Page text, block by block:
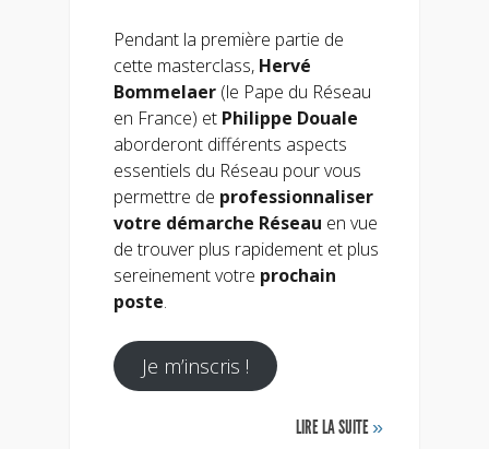
Pendant la première partie de
cette masterclass, Hervé
Bommelaer (le Pape du Réseau
en France) et Philippe Douale
aborderont différents aspects
essentiels du Réseau pour vous
permettre de professionnaliser
votre démarche Réseau en vue
de trouver plus rapidement et plus
sereinement votre prochain
poste.
Je m’inscris !
LIRE LA SUITE»